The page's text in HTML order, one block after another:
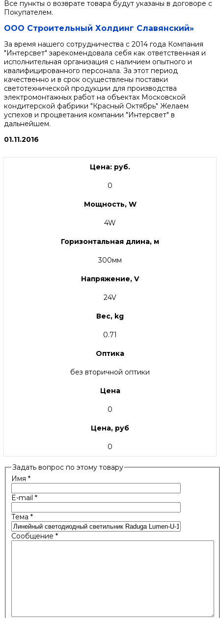
Все пункты о возврате товара будут указаны в договоре с
Покупателем.
ООО Строительный Холдинг Славянский»
За время нашего сотрудничества с 2014 года Компания
"Интерсвет" зарекомендовала себя как ответственная и
исполнительная организация с наличием опытного и
квалифицированного персонала. За этот период
качественно и в срок осуществлены поставки
светотехнической продукции для производства
электромонтажных работ на объектах Московской
кондитерской фабрики "Красный Октябрь" Желаем
успехов и процветания компании "Интерсвет" в
дальнейшем.
01.11.2016
Цена: руб.
0
Мощность, W
4W
Горизонтальная длина, м
300мм
Напряжение, V
24V
Вес, kg
0.71
Оптика
без вторичной оптики
Цена
0
Цена, руб
0
Задать вопрос по этому товару
Имя *
E-mail *
Тема *
Сообщение *